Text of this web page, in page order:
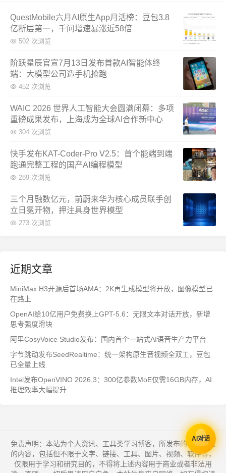
QuestMobile六月AI原生App月活榜：豆包3.8
亿断层第一，千问增速暴涨近58倍
502 次浏览
阶跃星辰官宣7月13日发布首款AI智能体终
端：大模型公司造手机抢跑
452 次浏览
WAIC 2026 世界人工智能大会圆满闭幕：多项
重磅成果发布，上海成为全球AI合作新中心
304 次浏览
快手发布KAT-Coder-Pro V2.5：首个能端到端
跑通完整工程的国产AI编程模型
289 次浏览
三个月融数亿元，前蔚来华为核心成员联手创
立日冕开物，押注具身世界模型
273 次浏览
近期文章
MiniMax H3开源后首场AMA：2K再生成模型将开放，图像模型已
在路上
OpenAI给10亿用户免费换上GPT-5.6：无限文本对话开放，新增
思考强度滑块
阿里CosyVoice Studio发布：国内首个一站式AI语音生产力平台
字节跳动发布SeedRealtime：统一架构原生音视频全双工，豆包
已全量上线
Intel发布OpenVINO 2026.3：300亿参数MoE仅需16GB内存，AI
推理效率大幅提升
免责声明：本站为个人资讯、工具类学习博客，所发布的一切形式
的内容，包括但不限于文字、链接、工具、图片、视频、软件等，
仅限用于学习和研究目的，不得将上述内容用于商业或者非法用
AI对话